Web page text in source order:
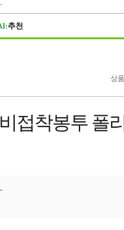
추천
상
비접착봉투 폴